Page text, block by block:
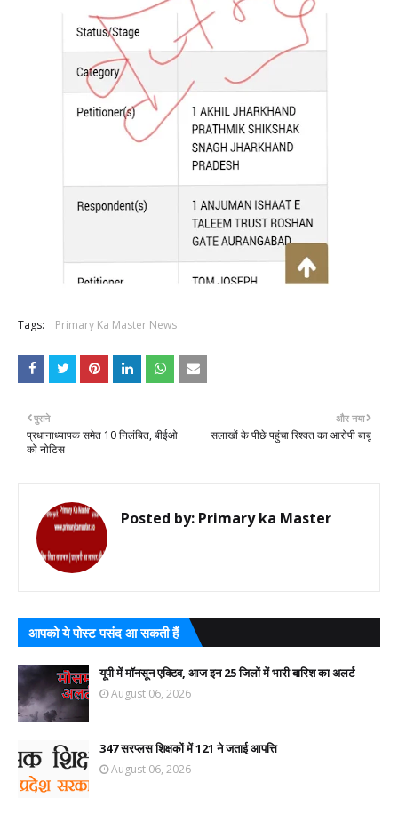
Tags: Primary Ka Master News
और नया
सलाखों के पीछे पहुंचा रिश्वत का आरोपी बाबू
पुराने
प्रधानाध्यापक समेत 10 निलंबित, बीईओ
को नोटिस
Posted by: Primary ka Master
आपको ये पोस्ट पसंद आ सकती हैं
यूपी में मॉनसून एक्टिव, आज इन 25 जिलों में भारी बारिश का अलर्ट
August 06, 2026
347 सरप्लस शिक्षकों में 121 ने जताई आपत्ति
August 06, 2026